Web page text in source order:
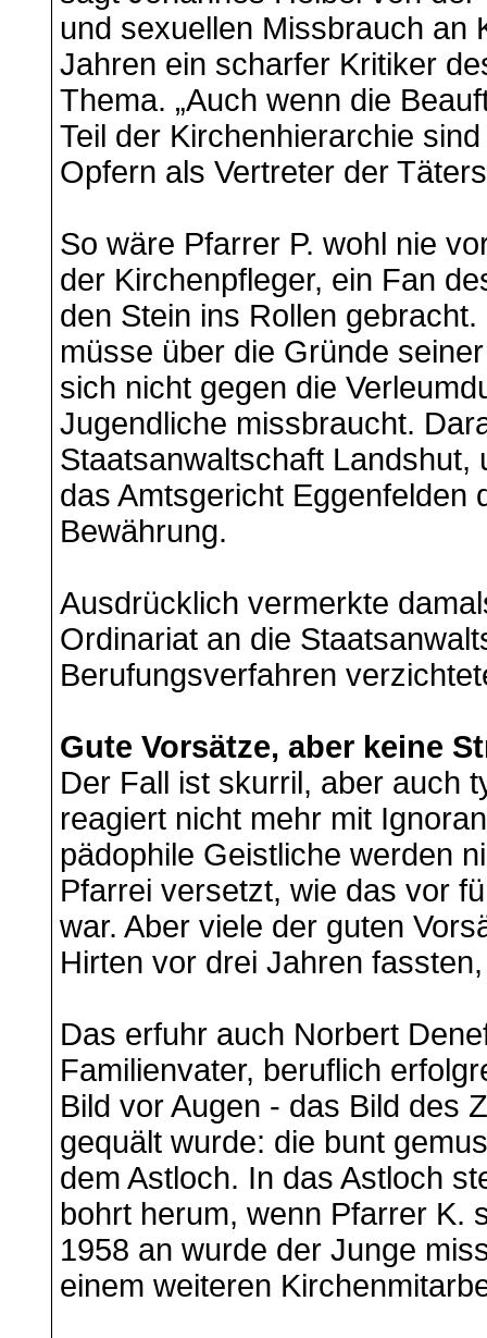
und sexuellen Missbrauch an
Jahren ein scharfer Kritiker
Thema. „Auch wenn die
Teil der Kirchenhierarchie
Opfern als Vertreter der
So wäre Pfarrer P. wohl nie
der Kirchenpfleger, ein Fan
den Stein ins Rollen
müsse über die Gründe
sich nicht gegen die
Jugendliche missbraucht.
Staatsanwaltschaft Landshut,
das Amtsgericht Eggenfelden
Bewährung.
Ausdrücklich vermerkte
Ordinariat an die
Berufungsverfahren
Gute Vorsätze, aber keine
Der Fall ist skurril, aber auch
reagiert nicht mehr mit
pädophile Geistliche werden
Pfarrei versetzt, wie das vor
war. Aber viele der guten
Hirten vor drei Jahren
Das erfuhr auch Norbert
Familienvater, beruflich
Bild vor Augen - das Bild des
gequält wurde: die bunt
dem Astloch. In das Astloch
bohrt herum, wenn Pfarrer K.
1958 an wurde der Junge
einem weiteren